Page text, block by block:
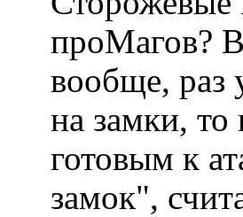
проМагов?
вообще, раз
на замки,
готовым к
замок",